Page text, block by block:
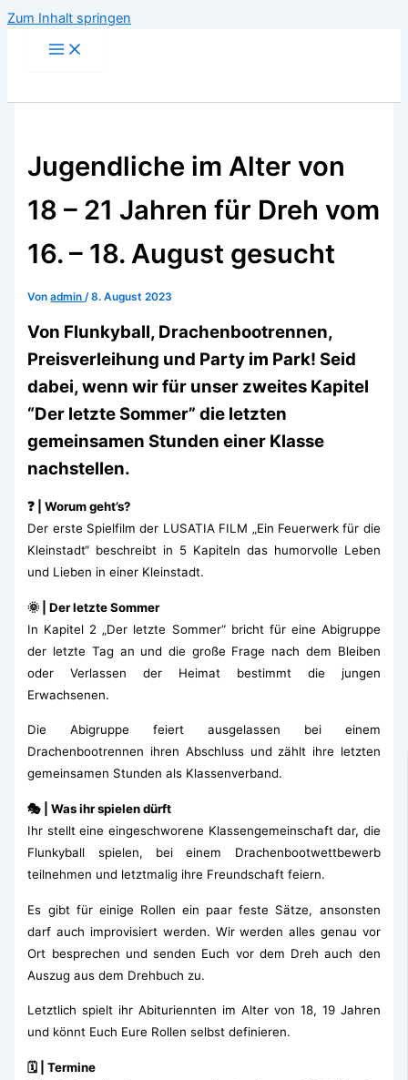
Zum Inhalt springen
Jugendliche im Alter von
18 – 21 Jahren für Dreh vom
16. – 18. August gesucht
Vonadmin/8. August 2023
Von Flunkyball, Drachenbootrennen,
Preisverleihung und Party im Park! Seid
dabei, wenn wir für unser zweites Kapitel
“Der letzte Sommer” die letzten
gemeinsamen Stunden einer Klasse
nachstellen.
❓ | Worum geht’s?
Der erste Spielfilm der LUSATIA FILM „Ein Feuerwerk für die
Kleinstadt“ beschreibt in 5 Kapiteln das humorvolle Leben
und Lieben in einer Kleinstadt.
🌞 | Der letzte Sommer
In Kapitel 2 „Der letzte Sommer“ bricht für eine Abigruppe
der letzte Tag an und die große Frage nach dem Bleiben
oder Verlassen der Heimat bestimmt die jungen
Erwachsenen.
Die Abigruppe feiert ausgelassen bei einem
Drachenbootrennen ihren Abschluss und zählt ihre letzten
gemeinsamen Stunden als Klassenverband.
🎭 | Was ihr spielen dürft
Ihr stellt eine eingeschworene Klassengemeinschaft dar, die
Flunkyball spielen, bei einem Drachenbootwettbewerb
teilnehmen und letztmalig ihre Freundschaft feiern.
Es gibt für einige Rollen ein paar feste Sätze, ansonsten
darf auch improvisiert werden. Wir werden alles genau vor
Ort besprechen und senden Euch vor dem Dreh auch den
Auszug aus dem Drehbuch zu.
Letztlich spielt ihr Abituriennten im Alter von 18, 19 Jahren
und könnt Euch Eure Rollen selbst definieren.
🗓️ | Termine